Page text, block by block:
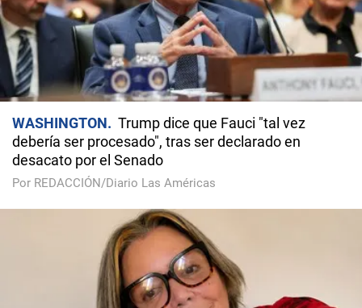
WASHINGTON
Trump dice que Fauci "tal vez
debería ser procesado", tras ser declarado en
desacato por el Senado
Por REDACCIÓN/Diario Las Américas